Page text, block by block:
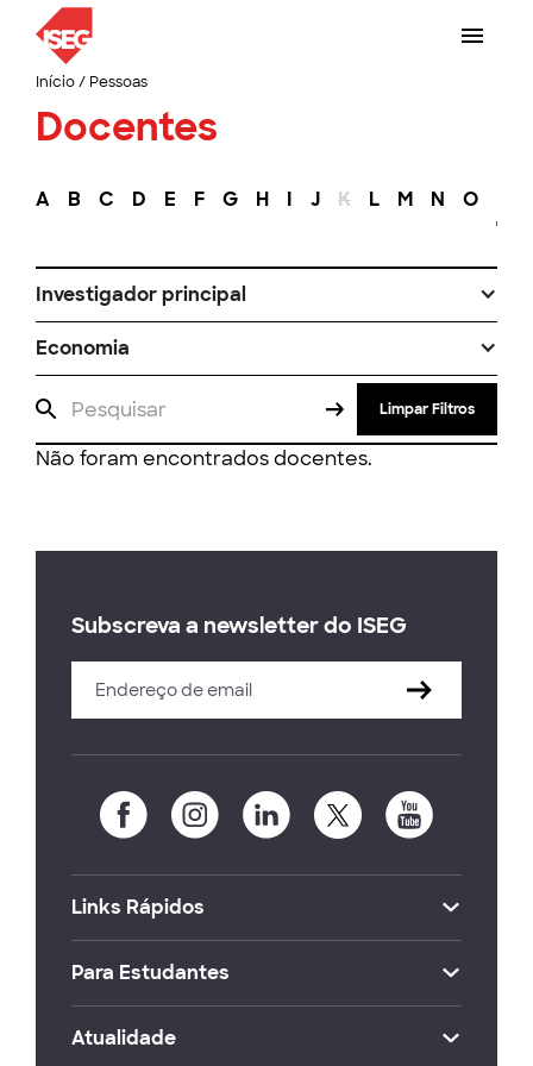
Início/ Pessoas
Docentes
A B C D E F G H I J K L M N O
Investigador principal
Economia
Limpar Filtros
Não foram encontrados docentes.
Subscreva a newsletter do ISEG
Links Rápidos
Para Estudantes
Atualidade